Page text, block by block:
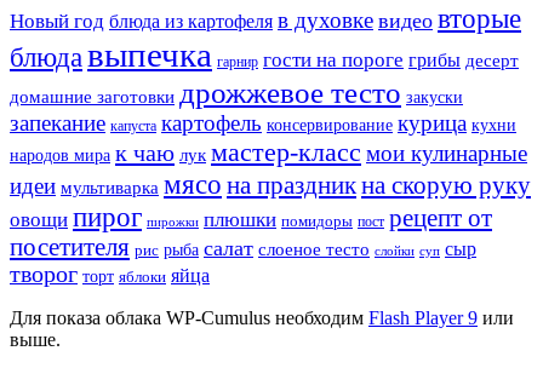
Новый год блюда из картофеля в духовке видео вторые
блюдавыпечка гарнир гости на пороге грибы десерт
домашние заготовки дрожжевое тесто закуски
запекание капуста картофель консервирование курица кухни
народов мира к чаю лук мастер-класс мои кулинарные
идеи мультиварка мясо на праздникна скорую руку
овощи пирог пирожки плюшки помидоры пост рецепт от
посетителя рис рыба салат слоеное тесто слойки суп сыр
творог торт яблоки яйца
Для показа облака WP-Cumulus необходим Flash Player 9 или
выше.